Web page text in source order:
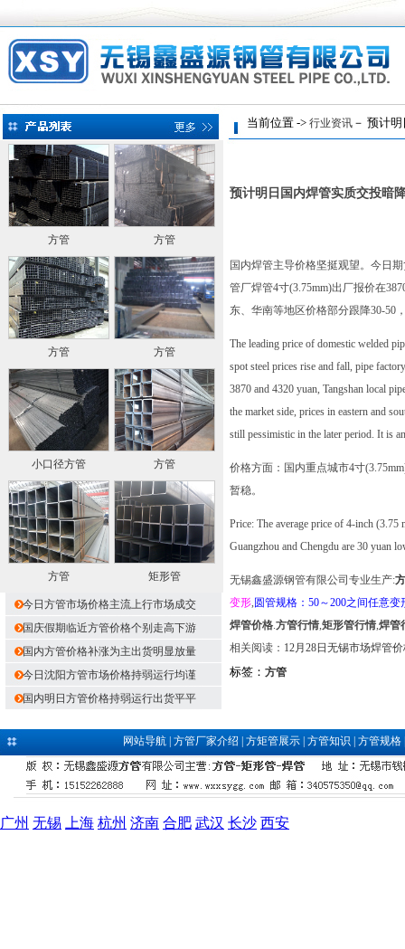
方管 方管
方管 方管
小口径方管 方管
方管 矩形管
今日方管市场价格主流上行市场成交
国庆假期临近方管价格个别走高下游
国内方管价格补涨为主出货明显放量
今日沈阳方管市场价格持弱运行均谨
国内明日方管价格持弱运行出货平平
当前位置 -> 行业资讯 － 预计
预计明日国内焊管实质交投暗
国内焊管主导价格坚挺观望。今日
管厂焊管4寸(3.75mm)出厂报价在
东、华南等地区价格部分跟降30-50
The leading price of domestic welded
spot steel prices rise and fall, pipe
3870 and 4320 yuan, Tangshan local
the market side, prices in eastern and
still pessimistic in the later period. It is
价格方面：国内重点城市4寸
暂稳。
Price: The average price of 4-inch
Guangzhou and Chengdu are 30 yuan
无锡鑫盛源钢管有限公司专业生产:
变形, 圆管规格：50～200之间任意变
焊管价格.方管行情,矩形管行情,焊管
相关阅读： 12月28日无锡市场焊管
标签： 方管
网站导航| 方管厂家介绍 方矩管展示| 方管知识 方管规格
广州 无锡 上海 杭州 济南 合肥 武汉 长沙 西安